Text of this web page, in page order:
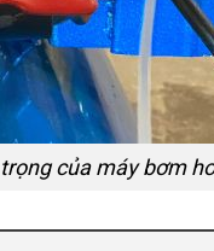
của máy bơm